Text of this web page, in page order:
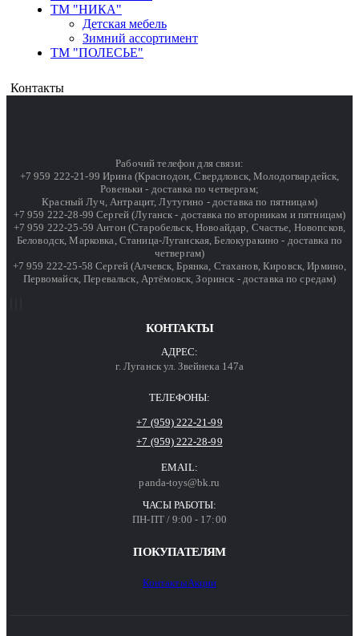
ТМ "НИКА"
Детская мебель
Зимний ассортимент
ТМ "ПОЛЕСЬЕ"
Контакты
Рабочий телефон для связи:
+7 959 222-21-99 Ирина (Краснодон, Свердловск, Молодогвардейск,
Ровеньки - доставка по четвергам;
Красный Луч, Антрацит, Лутугино - доставка по пятницам)
+7 959 222-28-99 Сергей (Луганск - доставка по вторникам и пятницам)
+7 959 222-25-59 Антон (Старобельск, Новоайдар, Счастье, Новопсков,
Беловодск, Марковка, Станица-Луганская, Белокуракино - доставка по
четвергам)
+7 959 222-25-58 Сергей (Алчевск, Брянка, Стаханов, Кировск, Ирмино,
Первомайск, Перевальск, Артёмовск, Зоринск - доставка по средам)
КОНТАКТЫ
АДРЕС:
г. Луганск ул. Звейнека 147а
ТЕЛЕФОНЫ:
+7 (959) 222-21-99
+7 (959) 222-28-99
EMAIL:
panda-toys@bk.ru
ЧАСЫ РАБОТЫ:
ПН-ПТ / 9:00 - 17:00
ПОКУПАТЕЛЯМ
КонтактыАкции